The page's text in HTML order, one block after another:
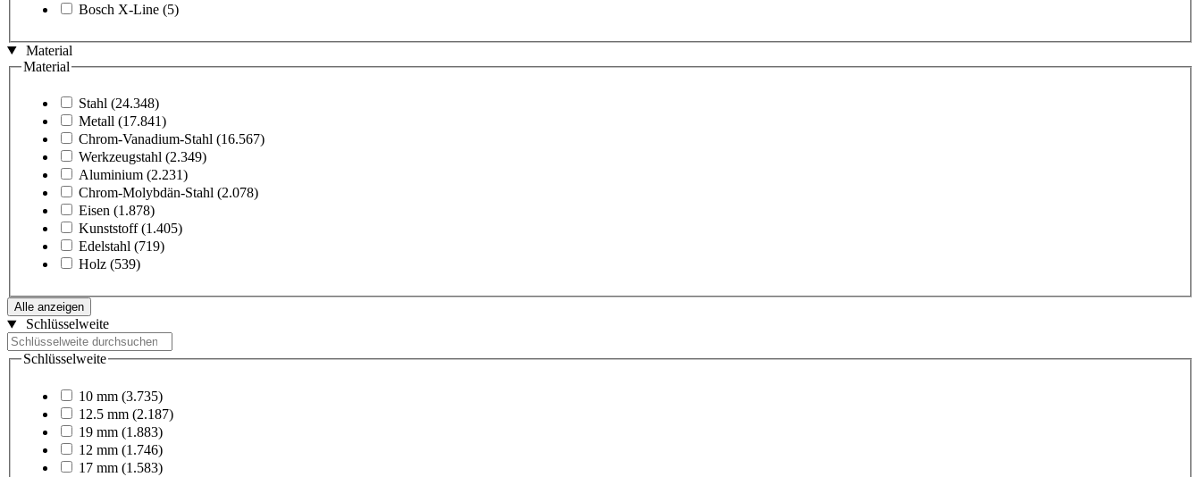
Bosch X-Line (5)
Material
Material
Stahl (24.348)
Metall (17.841)
Chrom-Vanadium-Stahl (16.567)
Werkzeugstahl (2.349)
Aluminium (2.231)
Chrom-Molybdän-Stahl (2.078)
Eisen (1.878)
Kunststoff (1.405)
Edelstahl (719)
Holz (539)
Alle anzeigen
Schlüsselweite
Schlüsselweite
10 mm (3.735)
12.5 mm (2.187)
19 mm (1.883)
12 mm (1.746)
17 mm (1.583)